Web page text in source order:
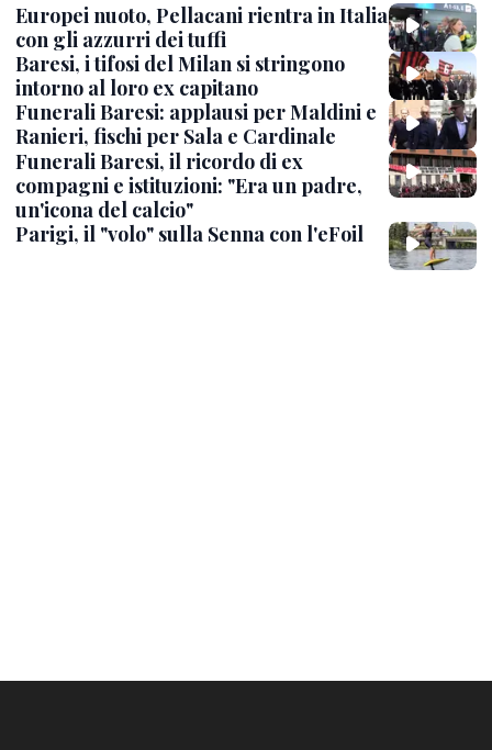
Europei nuoto, Pellacani rientra in Italia
con gli azzurri dei tuffi
Baresi, i tifosi del Milan si stringono
intorno al loro ex capitano
Funerali Baresi: applausi per Maldini e
Ranieri, fischi per Sala e Cardinale
Funerali Baresi, il ricordo di ex
compagni e istituzioni: "Era un padre,
un'icona del calcio"
Parigi, il "volo" sulla Senna con l'eFoil